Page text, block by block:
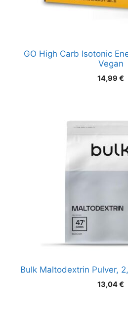
GO High Carb Isotonic
Vegan
14,99 €
Bulk Maltodextrin Pulver,
13,04€